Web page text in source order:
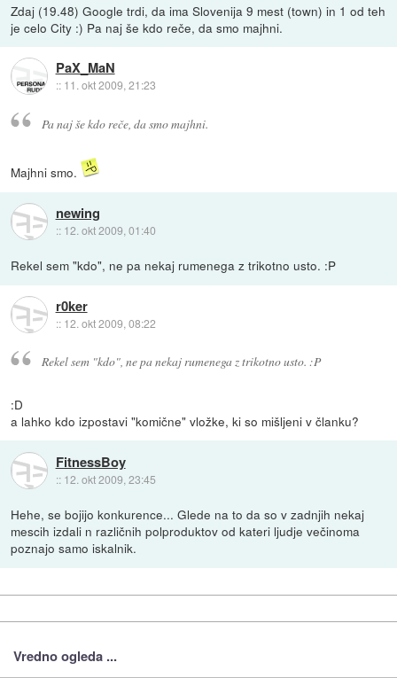
Zdaj (19.48) Google trdi, da ima Slovenija 9 mest (town) in 1 od teh
je celo City :) Pa naj še kdo reče, da smo majhni.
PaX_MaN
:: 11. okt 2009, 21:23
Pa naj še kdo reče, da smo majhni.
Majhni smo.
newing
:: 12. okt 2009, 01:40
Rekel sem "kdo", ne pa nekaj rumenega z trikotno usto. :P
r0ker
:: 12. okt 2009, 08:22
Rekel sem "kdo", ne pa nekaj rumenega z trikotno usto. :P
:D
a lahko kdo izpostavi "komične" vložke, ki so mišljeni v članku?
FitnessBoy
:: 12. okt 2009, 23:45
Hehe, se bojijo konkurence... Glede na to da so v zadnjih nekaj
mescih izdali n različnih polproduktov od kateri ljudje večinoma
poznajo samo iskalnik.
Vredno ogleda ...